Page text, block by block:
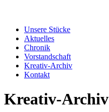
Unsere Stücke
Aktuelles
Chronik
Vorstandschaft
Kreativ-Archiv
Kontakt
Kreativ-Archiv